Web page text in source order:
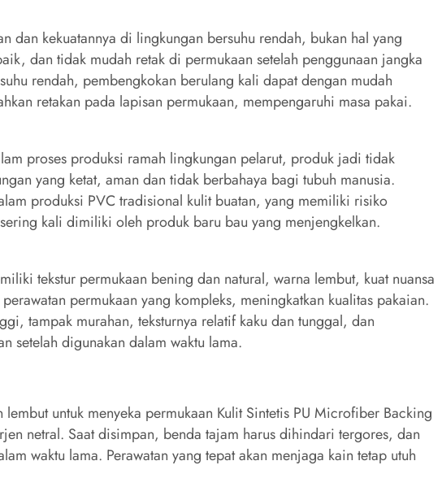
dan kekuatannya di lingkungan bersuhu rendah, bukan hal yang
dan tidak mudah retak di permukaan setelah penggunaan jangka
rendah, pembengkokan berulang kali dapat dengan mudah
retakan pada lapisan permukaan, mempengaruhi masa pakai.
proses produksi ramah lingkungan pelarut, produk jadi tidak
yang ketat, aman dan tidak berbahaya bagi tubuh manusia.
produksi PVC tradisional kulit buatan, yang memiliki risiko
kali dimiliki oleh produk baru bau yang menjengkelkan.
tekstur permukaan bening dan natural, warna lembut, kuat nuansa
permukaan yang kompleks, meningkatkan kualitas pakaian.
tampak murahan, teksturnya relatif kaku dan tunggal, dan
setelah digunakan dalam waktu lama.
untuk menyeka permukaan Kulit Sintetis PU Microfiber Backing
netral. Saat disimpan, benda tajam harus dihindari tergores, dan
waktu lama. Perawatan yang tepat akan menjaga kain tetap utuh